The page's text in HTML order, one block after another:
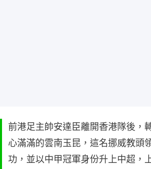
前港足主帥安達臣離開香港隊後，
心滿滿的雲南玉昆，這名挪威教頭
功，並以中甲冠軍身份升上中超，